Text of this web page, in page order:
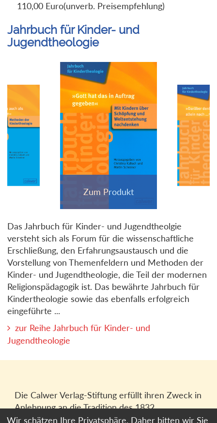
110,00 Euro(unverb. Preisempfehlung)
Jahrbuch für Kinder- und
Jugendtheologie
Das Jahrbuch für Kinder- und Jugendtheolgie
versteht sich als Forum für die wissenschaftliche
Erschließung, den Erfahrungsaustausch und die
Vorstellung von Themenfeldern und Methoden der
Kinder- und Jugendtheologie, die Teil der modernen
Religionspädagogik ist. Das bewährte Jahrbuch für
Kindertheologie sowie das ebenfalls erfolgreich
eingeführte ...
zur Reihe Jahrbuch für Kinder- und
Jugendtheologie
Die Calwer Verlag-Stiftung erfüllt ihren Zweck in
Anlehnung an die Tradition des 1832
gegründeten Calwer Verlagsvereins, der
Wir schätzen Ihre Privatsphäre. Daher bitten wir Sie